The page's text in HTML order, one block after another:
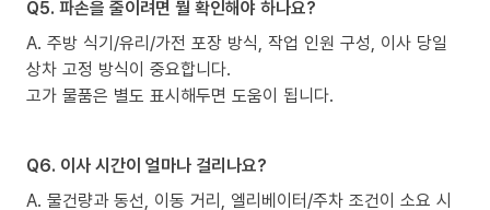
Q5. 파손을 줄이려면 뭘 확인해야 하나요?
A. 주방 식기/유리/가전 포장 방식, 작업 인원 구성, 이사 당일
상차 고정 방식이 중요합니다.
고가 물품은 별도 표시해두면 도움이 됩니다.
Q6. 이사 시간이 얼마나 걸리나요?
A. 물건량과 동선, 이동 거리, 엘리베이터/주차 조건이 소요 시